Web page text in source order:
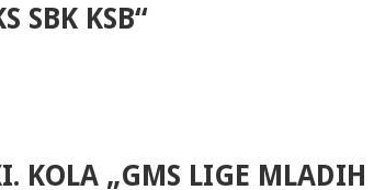
SBK KSB“
KOLA „GMS LIGE MLADIH